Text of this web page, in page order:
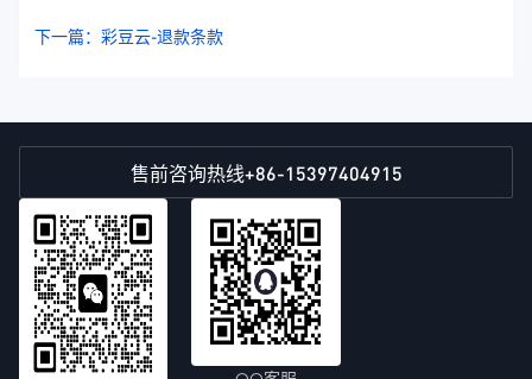
下一篇：彩豆云-退款条款
售前咨询热线+86-15397404915